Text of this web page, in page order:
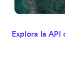
Explora la API